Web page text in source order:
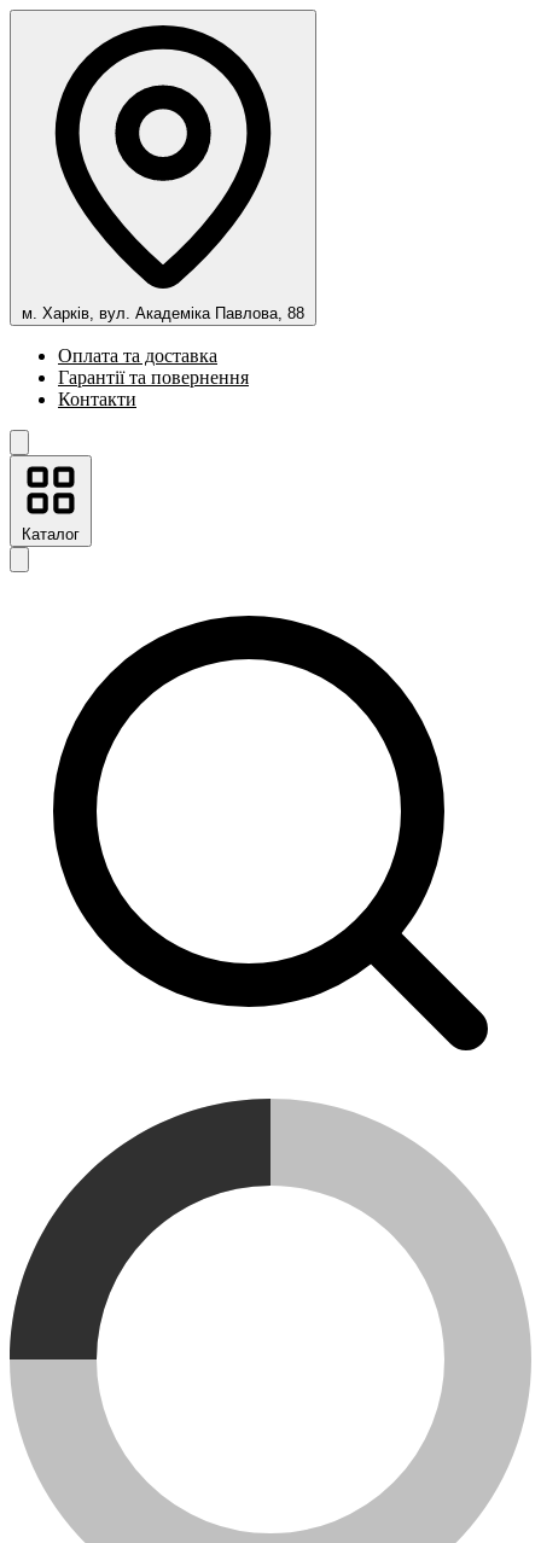
м. Харків, вул. Академіка Павлова, 88
Оплата та доставка
Гарантії та повернення
Контакти
Каталог